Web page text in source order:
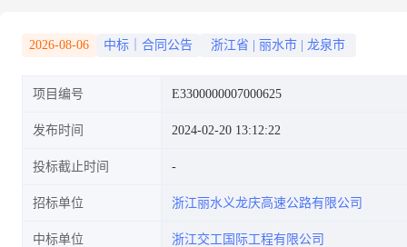
合同公示
2026-08-06 中标｜合同公告 浙江省 丽水市 龙泉市
项目编号 E3300000007000625
发布时间 2024-02-20 13:12:22
投标截止时间
招标单位 浙江丽水义龙庆高速公路有限公司
中标单位 浙江交工国际工程有限公司